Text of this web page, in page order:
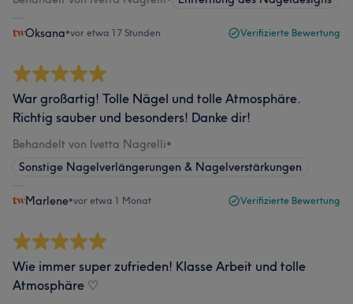
Oksana•vor etwa 17 Stunden Verifizierte Bewertung
War großartig! Tolle Nägel und tolle Atmosphäre.
Richtig sauber und besonders! Danke dir!
Behandelt von Ivetta Nagrelli•
Sonstige Nagelverlängerungen & Nagelverstärkungen
Marlene•vor etwa 1 Monat Verifizierte Bewertung
Wie immer super zufrieden! Klasse Arbeit und tolle
Atmosphäre ♡